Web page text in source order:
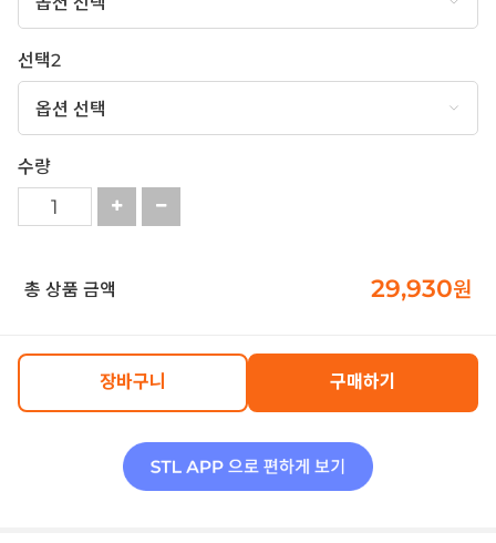
선택2
수량
총 상품 금액 29,930원
장바구니 구매하기